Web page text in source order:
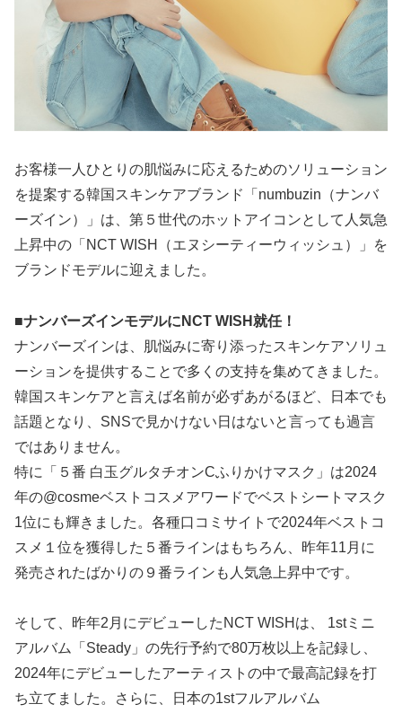
お客様一人ひとりの肌悩みに応えるためのソリューション
を提案する韓国スキンケアブランド「numbuzin（ナンバ
ーズイン）」は、第５世代のホットアイコンとして人気急
上昇中の「NCT WISH（エヌシーティーウィッシュ）」を
ブランドモデルに迎えました。
■ナンバーズインモデルにNCT WISH就任！
ナンバーズインは、肌悩みに寄り添ったスキンケアソリュ
ーションを提供することで多くの支持を集めてきました。
韓国スキンケアと言えば名前が必ずあがるほど、日本でも
話題となり、SNSで見かけない日はないと言っても過言
ではありません。
特に「５番 白玉グルタチオンCふりかけマスク」は2024
年の@cosmeベストコスメアワードでベストシートマスク
1位にも輝きました。各種口コミサイトで2024年ベストコ
スメ１位を獲得した５番ラインはもちろん、昨年11月に
発売されたばかりの９番ラインも人気急上昇中です。
そして、昨年2月にデビューしたNCT WISHは、 1stミニ
アルバム「Steady」の先行予約で80万枚以上を記録し、
2024年にデビューしたアーティストの中で最高記録を打
ち立てました。さらに、日本の1stフルアルバム